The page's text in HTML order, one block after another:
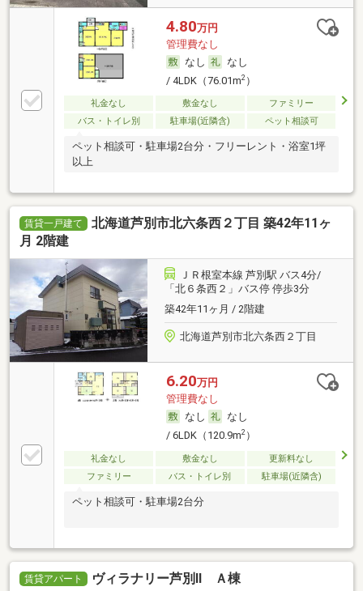
4.80万円
管理費なし
なし
なし
/ 4LDK（76.01m2）
礼金なし 敷金なし
ファミリー
バス・トイレ別
駐車場(近隣含) ペット相談可
ペット相談可・駐車場2台分・フリーレント・浴室1坪
以上
賃貸一戸建て
北海道芦別市北六条西２丁目 築42年11ヶ
月 2階建
ＪＲ根室本線 芦別駅 バス4分/
「北６条西２」バス停 停歩3分
築42年11ヶ月 / 2階建
北海道芦別市北六条西２丁目
6.20万円
管理費なし
なし
なし
/ 6LDK（120.9m2）
礼金なし 敷金なし
更新料なし
ファミリー
バス・トイレ別 駐車場(近隣含)
ペット相談可・駐車場2台分
賃貸アパート ヴィラナリー芦別Ⅱ Ａ棟